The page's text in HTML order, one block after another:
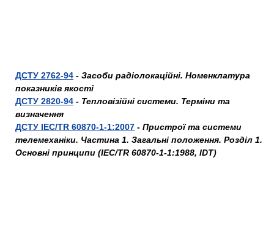
ДСТУ 2762-94 - Засоби радіолокаційні. Номенклатура
показників якості
ДСТУ 2820-94 - Тепловізійні системи. Терміни та
визначення
ДСТУ IEC/TR 60870-1-1:2007 - Пристрої та системи
телемеханіки. Частина 1. Загальні положення. Розділ 1.
Основні принципи (IEC/TR 60870-1-1:1988, IDT)